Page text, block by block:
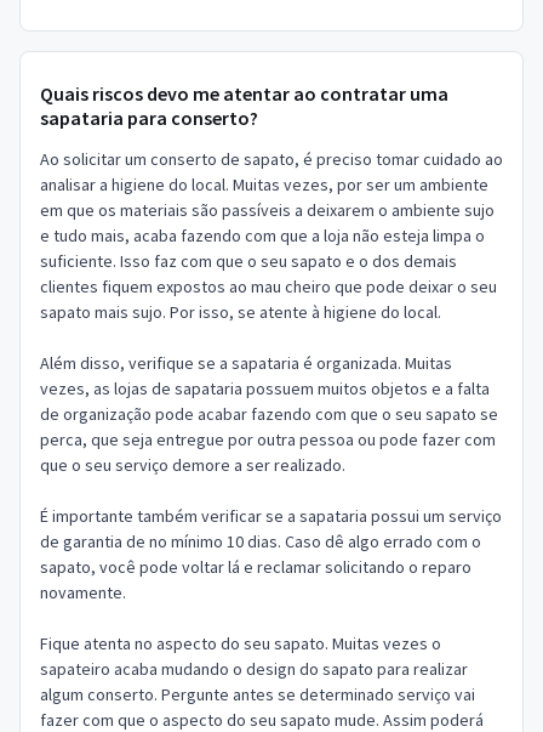
Quais riscos devo me atentar ao contratar uma
sapataria para conserto?
Ao solicitar um conserto de sapato, é preciso tomar cuidado ao
analisar a higiene do local. Muitas vezes, por ser um ambiente
em que os materiais são passíveis a deixarem o ambiente sujo
e tudo mais, acaba fazendo com que a loja não esteja limpa o
suficiente. Isso faz com que o seu sapato e o dos demais
clientes fiquem expostos ao mau cheiro que pode deixar o seu
sapato mais sujo. Por isso, se atente à higiene do local.
Além disso, verifique se a sapataria é organizada. Muitas
vezes, as lojas de sapataria possuem muitos objetos e a falta
de organização pode acabar fazendo com que o seu sapato se
perca, que seja entregue por outra pessoa ou pode fazer com
que o seu serviço demore a ser realizado.
É importante também verificar se a sapataria possui um serviço
de garantia de no mínimo 10 dias. Caso dê algo errado com o
sapato, você pode voltar lá e reclamar solicitando o reparo
novamente.
Fique atenta no aspecto do seu sapato. Muitas vezes o
sapateiro acaba mudando o design do sapato para realizar
algum conserto. Pergunte antes se determinado serviço vai
fazer com que o aspecto do seu sapato mude. Assim poderá